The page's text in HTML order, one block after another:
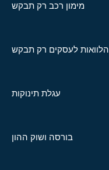
מימון רכב רק תבקש
הלוואות לעסקים רק תבקש
עגלת תינוקות
בורסה ושוק ההון